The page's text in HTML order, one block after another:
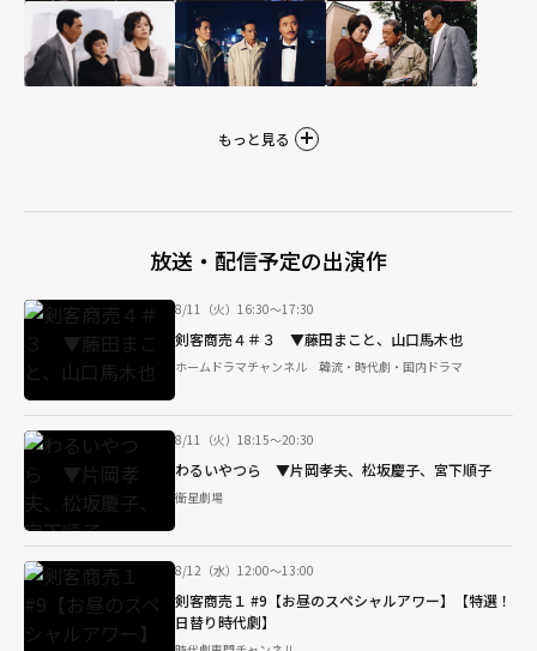
もっと見る
放送・配信予定の出演作
8/11（火）16:30～17:30
剣客商売４＃３ ▼藤田まこと、山口馬木也
ホームドラマチャンネル 韓流・時代劇・国内ドラマ
8/11（火）18:15～20:30
わるいやつら ▼片岡孝夫、松坂慶子、宮下順子
衛星劇場
8/12（水）12:00～13:00
剣客商売１ #9【お昼のスペシャルアワー】【特選！
日替り時代劇】